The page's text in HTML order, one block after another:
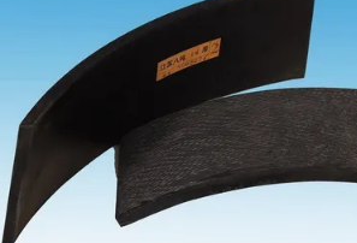
साइटमैप
PRIVACY
POLICY